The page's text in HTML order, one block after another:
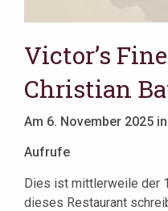
Victor’s
Christian
Am 6. November 2025 in
Aufrufe
Dies ist mittlerweile der
dieses Restaurant